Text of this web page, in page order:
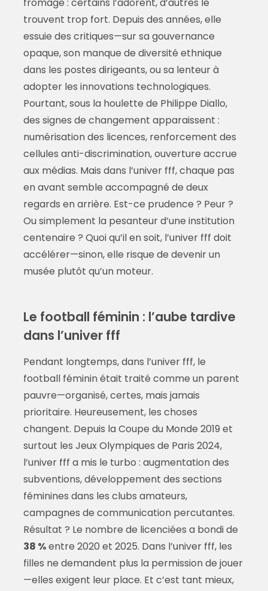
fromage : certains l’adorent, d’autres le
trouvent trop fort. Depuis des années, elle
essuie des critiques—sur sa gouvernance
opaque, son manque de diversité ethnique
dans les postes dirigeants, ou sa lenteur à
adopter les innovations technologiques.
Pourtant, sous la houlette de Philippe Diallo,
des signes de changement apparaissent :
numérisation des licences, renforcement des
cellules anti-discrimination, ouverture accrue
aux médias. Mais dans l’univer fff, chaque pas
en avant semble accompagné de deux
regards en arrière. Est-ce prudence ? Peur ?
Ou simplement la pesanteur d’une institution
centenaire ? Quoi qu’il en soit, l’univer fff doit
accélérer—sinon, elle risque de devenir un
musée plutôt qu’un moteur.
Le football féminin : l’aube tardive
dans l’univer fff
Pendant longtemps, dans l’univer fff, le
football féminin était traité comme un parent
pauvre—organisé, certes, mais jamais
prioritaire. Heureusement, les choses
changent. Depuis la Coupe du Monde 2019 et
surtout les Jeux Olympiques de Paris 2024,
l’univer fff a mis le turbo : augmentation des
subventions, développement des sections
féminines dans les clubs amateurs,
campagnes de communication percutantes.
Résultat ? Le nombre de licenciées a bondi de
38 %entre 2020 et 2025. Dans l’univer fff, les
filles ne demandent plus la permission de jouer
—elles exigent leur place. Et c’est tant mieux,